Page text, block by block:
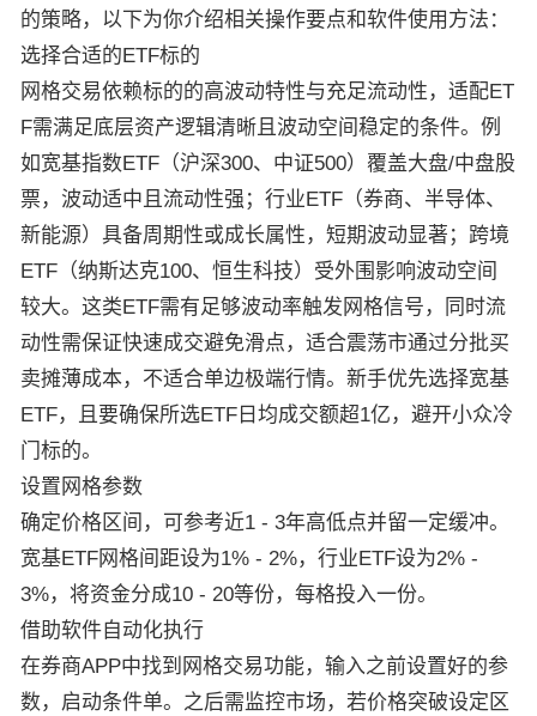
的策略，以下为你介绍相关操作要点和软件使用方法：
选择合适的ETF标的
网格交易依赖标的的高波动特性与充足流动性，适配ET
F需满足底层资产逻辑清晰且波动空间稳定的条件。例
如宽基指数ETF（沪深300、中证500）覆盖大盘/中盘股
票，波动适中且流动性强；行业ETF（券商、半导体、
新能源）具备周期性或成长属性，短期波动显著；跨境
ETF（纳斯达克100、恒生科技）受外围影响波动空间
较大。这类ETF需有足够波动率触发网格信号，同时流
动性需保证快速成交避免滑点，适合震荡市通过分批买
卖摊薄成本，不适合单边极端行情。新手优先选择宽基
ETF，且要确保所选ETF日均成交额超1亿，避开小众冷
门标的。
设置网格参数
确定价格区间，可参考近1 - 3年高低点并留一定缓冲。
宽基ETF网格间距设为1% - 2%，行业ETF设为2% -
3%，将资金分成10 - 20等份，每格投入一份。
借助软件自动化执行
在券商APP中找到网格交易功能，输入之前设置好的参
数，启动条件单。之后需监控市场，若价格突破设定区